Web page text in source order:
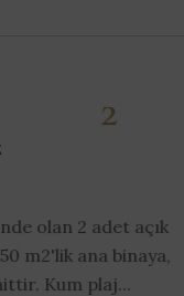
olan 2 adet açık
m2'lik ana binaya,
Kum plaj...
2